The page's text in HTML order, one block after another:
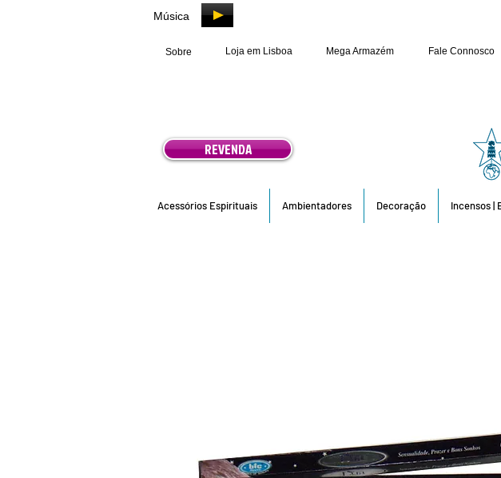
Música
Sobre Loja em Lisboa Mega Armazém Fale Connosco
REVENDA
Acessórios Espirituais Ambientadores Decoração Incensos |